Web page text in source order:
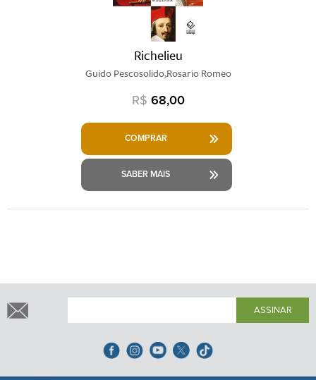
Richelieu
Guido Pescosolido,Rosario Romeo
R$ 68,00
COMPRAR
SABER MAIS
ASSINAR